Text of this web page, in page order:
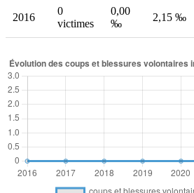
2016
0
victimes
0,00
‰
2,15 ‰